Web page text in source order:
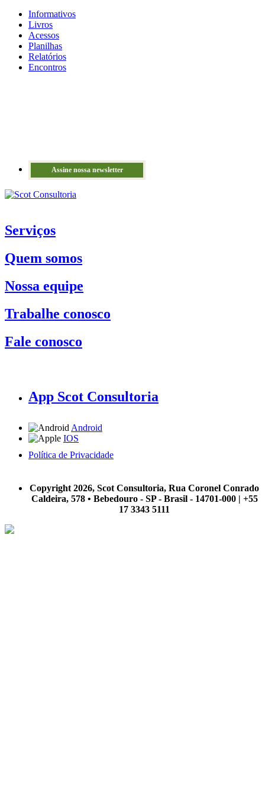
Informativos
Livros
Acessos
Planilhas
Relatórios
Encontros
Assine nossa newsletter
Serviços
Quem somos
Nossa equipe
Trabalhe conosco
Fale conosco
App Scot Consultoria
Android
IOS
Política de Privacidade
Copyright 2026, Scot Consultoria, Rua Coronel Conrado
Caldeira, 578 • Bebedouro - SP - Brasil - 14701-000 | +55
17 3343 5111